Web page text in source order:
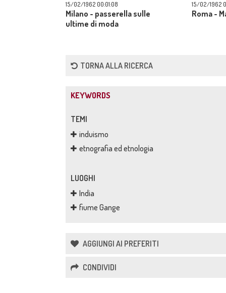
15/02/1962 00:01:08
Milano - passerella sulle
ultime di moda
15/02/1962
Roma -
TORNA ALLA RICERCA
KEYWORDS
TEMI
induismo
etnografia ed etnologia
LUOGHI
India
fiume Gange
AGGIUNGI AI PREFERITI
CONDIVIDI